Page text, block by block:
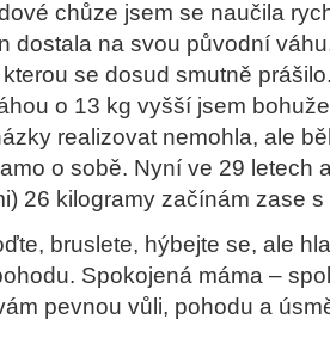
chůze jsem se naučila
dostala na svou původní
se dosud smutně
o 13 kg vyšší jsem
realizovat nemohla, ale
o sobě. Nyní ve 29 letech
26 kilogramy začínám zase
bruslete, hýbejte se, ale
Spokojená máma –
pevnou vůli, pohodu a